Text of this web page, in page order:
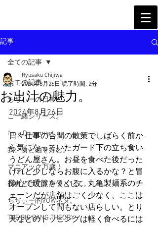
記事
全ての記事
ちぢぃーの日常
ご一緒シリーズ。
I'm a Drummer!
我、食と酒を好む。
マニアック万歳！
役者として、声優として。
ちぢぃー的VOWネタ。
THE BIG BANG THEORY
全ての記事
お出汁の魅力。
Ryusaku Chijiwa
2024年8月26日 読了時間: 2分
2024年8月26日
日々仕事の合間の散策でしばらく前か
ら気になっていたガード下の立ち食い
うどん屋さん。お昼を食べた後だった
けれど少しならお腹に入るかな？と冒
険心で暖簾をくぐる。丸亀製麺系のチ
ェーンだが店舗はごく少なく、ここは
オープンして間もない店らしい。とり
天などのトッピングは軽く食べるには